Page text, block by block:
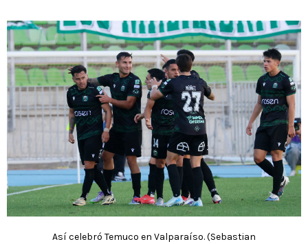
Así celebró Temuco en Valparaíso. (Sebastian